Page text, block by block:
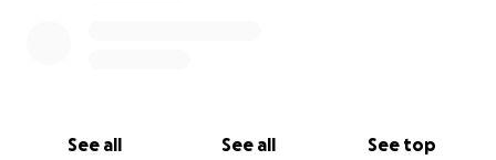
See all See all See top